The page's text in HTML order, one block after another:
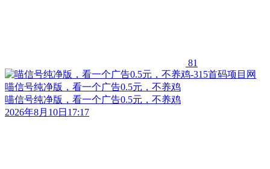
81
喵信号纯净版，看一个广告0.5元，不养鸡
喵信号纯净版，看一个广告0.5元，不养鸡
2026年8月10日17:17